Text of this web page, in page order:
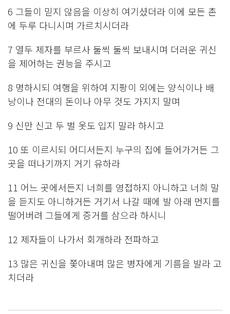
6 그들이 믿지 않음을 이상히 여기셨더라 이에 모든 촌
에 두루 다니시며 가르치시더라
7 열두 제자를 부르사 둘씩 둘씩 보내시며 더러운 귀신
을 제어하는 권능을 주시고
8 명하시되 여행을 위하여 지팡이 외에는 양식이나 배
낭이나 전대의 돈이나 아무 것도 가지지 말며
9 신만 신고 두 벌 옷도 입지 말라 하시고
10 또 이르시되 어디서든지 누구의 집에 들어가거든 그
곳을 떠나기까지 거기 유하라
11 어느 곳에서든지 너희를 영접하지 아니하고 너희 말
을 듣지도 아니하거든 거기서 나갈 때에 발 아래 먼지를
떨어버려 그들에게 증거를 삼으라 하시니
12 제자들이 나가서 회개하라 전파하고
13 많은 귀신을 쫓아내며 많은 병자에게 기름을 발라 고
치더라